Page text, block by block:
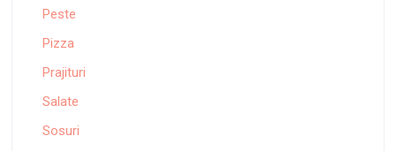
Peste
Pizza
Prajituri
Salate
Sosuri